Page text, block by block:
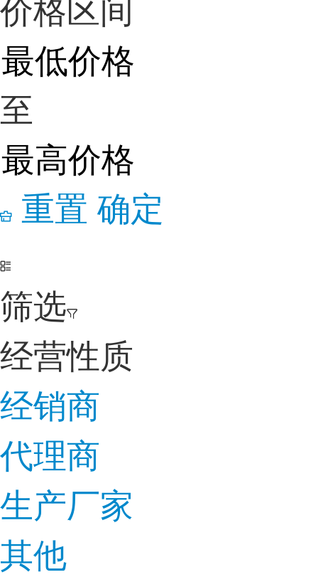
至
重置 确定
筛选
经营性质
经销商
代理商
生产厂家
其他